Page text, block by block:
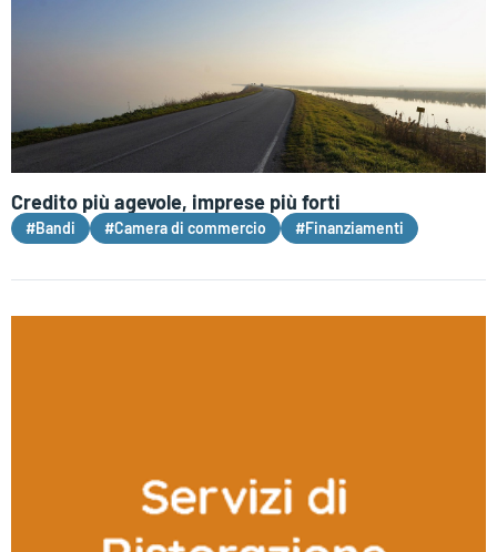
Credito più agevole, imprese più forti
#Bandi #Camera di commercio #Finanziamenti